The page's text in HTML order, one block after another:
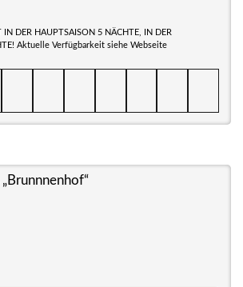
IN DER HAUPTSAISON 5 NÄCHTE, IN DER
Aktuelle Verfügbarkeit siehe Webseite